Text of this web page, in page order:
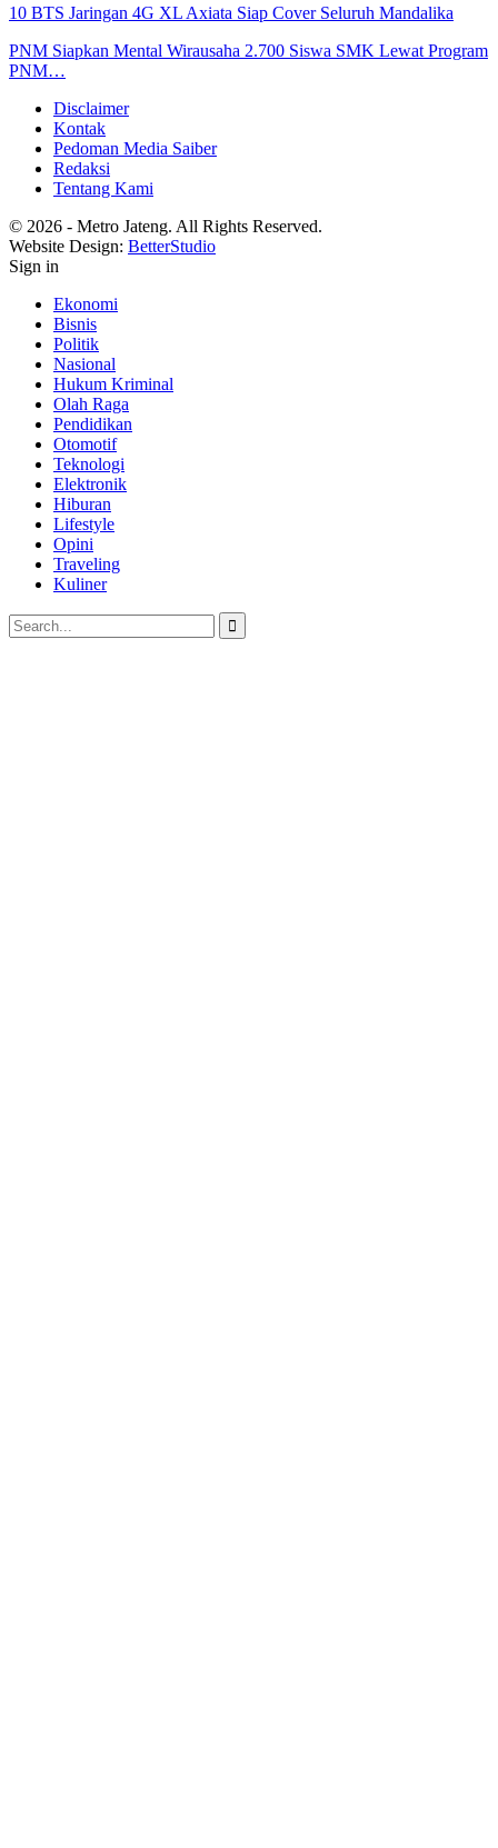
10 BTS Jaringan 4G XL Axiata Siap Cover Seluruh Mandalika
PNM Siapkan Mental Wirausaha 2.700 Siswa SMK Lewat Program
PNM…
Disclaimer
Kontak
Pedoman Media Saiber
Redaksi
Tentang Kami
© 2026 - Metro Jateng. All Rights Reserved.
Website Design: BetterStudio
Sign in
Ekonomi
Bisnis
Politik
Nasional
Hukum Kriminal
Olah Raga
Pendidikan
Otomotif
Teknologi
Elektronik
Hiburan
Lifestyle
Opini
Traveling
Kuliner